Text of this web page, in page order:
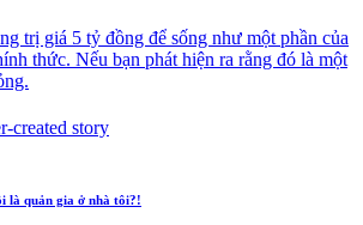
trị giá 5 tỷ đồng để sống như một phần của
thức. Nếu bạn phát hiện ra rằng đó là một
là quản gia ở nhà tôi?!